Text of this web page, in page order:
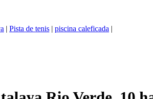
| Pista de tenis | piscina caleficada |